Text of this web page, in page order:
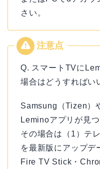
さい。
Q. スマートTVに
場合はどうすればい
Samsung（Tizen）
Leminoアプリが見
その場合は（1）テ
を最新版にアップデ
Fire TV Stick・